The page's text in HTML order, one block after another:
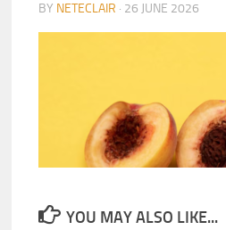
BY NETECLAIR · 26 JUNE 2026
YOU MAY ALSO LIKE...